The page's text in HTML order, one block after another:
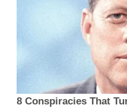
8 Conspiracies That